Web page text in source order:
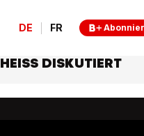
DE FR
HEISS DISKUTIERT